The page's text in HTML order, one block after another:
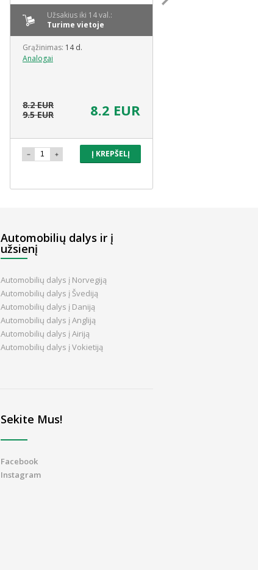
Užsakius iki 14 val.:
Turime vietoje
Grąžinimas: 14 d.
Analogai
8.2 EUR
9.5 EUR
8.2 EUR
Į KREPŠELĮ
Automobilių dalys ir į
užsienį
Automobilių dalys į Norvegiją
Automobilių dalys į Švediją
Automobilių dalys į Daniją
Automobilių dalys į Angliją
Automobilių dalys į Airiją
Automobilių dalys į Vokietiją
Sekite Mus!
Facebook
Instagram